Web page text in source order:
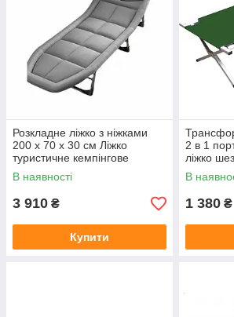
Розкладне ліжко з ніжками
200 x 70 x 30 см Ліжко
туристичне кемпінгове
складане, розкладачка
В наявності
3 910 ₴
Купити
2 в 1
ліжко
релаксу
В
1 380 ₴